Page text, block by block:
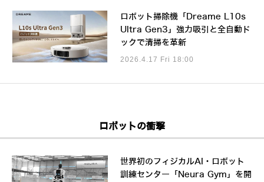
ロボット掃除機「Dreame L10s
Ultra Gen3」強力吸引と全自動ド
ックで清掃を革新
2026.4.17 Fri 18:00
ロボットの衝撃
世界初のフィジカルAI・ロボット
訓練センター「Neura Gym」を開